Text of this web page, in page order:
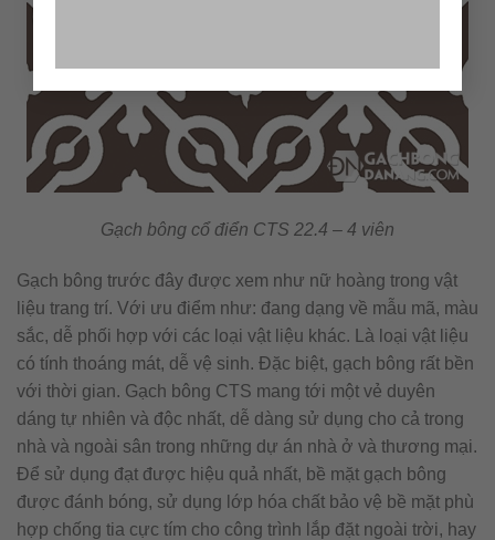
Gạch bông cổ điển CTS 22.4 – 4 viên
Gạch bông trước đây được xem như nữ hoàng trong vật
liệu trang trí. Với ưu điểm như: đang dạng về mẫu mã, màu
sắc, dễ phối hợp với các loại vật liệu khác. Là loại vật liệu
có tính thoáng mát, dễ vệ sinh. Đặc biệt, gạch bông rất bền
với thời gian. Gạch bông CTS mang tới một vẻ duyên
dáng tự nhiên và độc nhất, dễ dàng sử dụng cho cả trong
nhà và ngoài sân trong những dự án nhà ở và thương mại.
Để sử dụng đạt được hiệu quả nhất, bề mặt gạch bông
được đánh bóng, sử dụng lớp hóa chất bảo vệ bề mặt phù
hợp chống tia cực tím cho công trình lắp đặt ngoài trời, hay